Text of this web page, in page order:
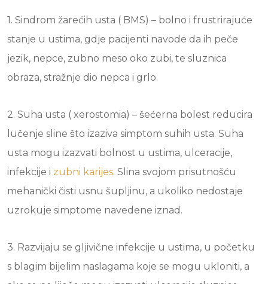
1. Sindrom žarećih usta ( BMS) – bolno i frustrirajuće
stanje u ustima, gdje pacijenti navode da ih peče
jezik, nepce, zubno meso oko zubi, te sluznica
obraza, stražnje dio nepca i grlo.
2. Suha usta ( xerostomia) – šećerna bolest reducira
lučenje sline što izaziva simptom suhih usta. Suha
usta mogu izazvati bolnost u ustima, ulceracije,
infekcije i zubni karijes. Slina svojom prisutnošću
mehanički čisti usnu šupljinu, a ukoliko nedostaje
uzrokuje simptome navedene iznad.
3. Razvijaju se gljivične infekcije u ustima, u početku
s blagim bijelim naslagama koje se mogu ukloniti, a